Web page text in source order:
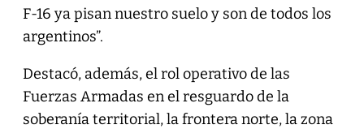
F-16 ya pisan nuestro suelo y son de todos los
argentinos”.
Destacó, además, el rol operativo de las
Fuerzas Armadas en el resguardo de la
soberanía territorial, la frontera norte, la zona